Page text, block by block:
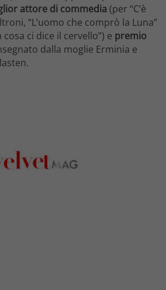
attore di commedia (per “C’è
“L’uomo che comprò la Luna”
cosa ci dice il cervello”) e premio
dalla moglie Erminia e